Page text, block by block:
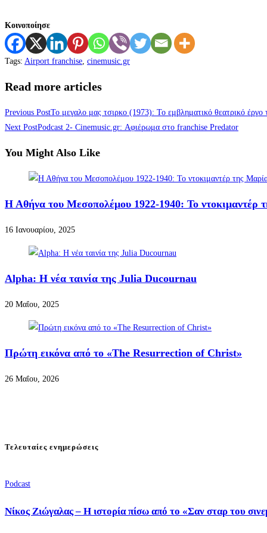
Κοινοποίησε
Tags: Airport franchise cinemusic.gr
Read more articles
Previous PostΤο μεγαλο μας τσιρκο (1973): Το εμβληματικό θεατρικό
Next PostPodcast 2- Cinemusic.gr: Αφιέρωμα στο franchise Predator
You Might Also Like
Η Αθήνα του Μεσοπολέμου 1922-1940: Το
16 Ιανουαρίου, 2025
Alpha: Η νέα ταινία της Julia Ducournau
20 Μαΐου, 2025
Πρώτη εικόνα από το «The Resurrection of Christ»
26 Μαΐου, 2026
Τελευταίες ενημερώσεις
Podcast
Νίκος Ζιώγαλας – Η ιστορία πίσω από το «Σαν σταρ του